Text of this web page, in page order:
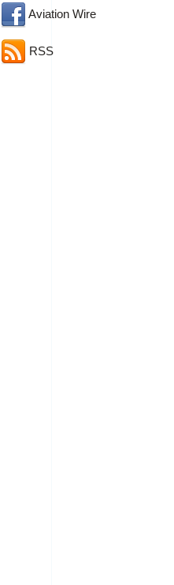
Aviation Wire
RSS